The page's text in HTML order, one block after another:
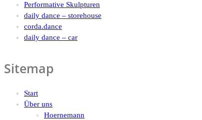
Performative Skulpturen
daily dance – storehouse
corda.dance
daily dance – car
Sitemap
Start
Über uns
Hoernemann